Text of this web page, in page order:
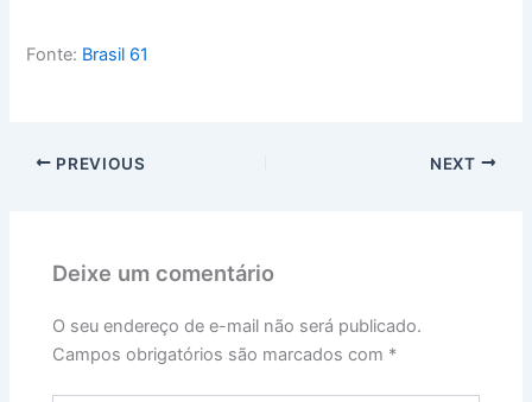
Fonte: Brasil 61
PREVIOUS NEXT
Deixe um comentário
O seu endereço de e-mail não será publicado.
Campos obrigatórios são marcados com *